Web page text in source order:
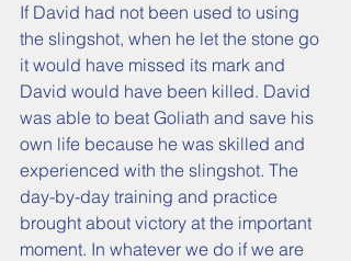
If David had not been used to using
the slingshot, when he let the stone go
it would have missed its mark and
David would have been killed. David
was able to beat Goliath and save his
own life because he was skilled and
experienced with the slingshot. The
day-by-day training and practice
brought about victory at the important
moment. In whatever we do if we are